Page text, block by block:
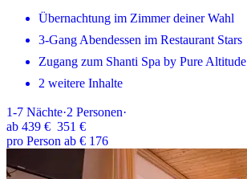
Übernachtung im Zimmer deiner Wahl
3-Gang Abendessen im Restaurant Stars
Zugang zum Shanti Spa by Pure Altitude
2 weitere Inhalte
1-7 Nächte·2 Personen·
ab 439 € 351 €
pro Person ab € 176